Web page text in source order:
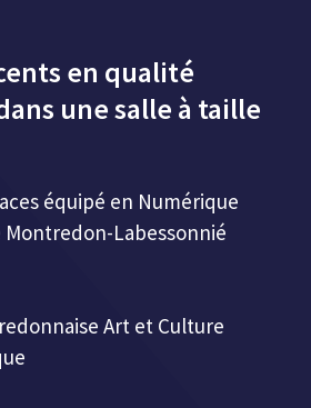
en qualité
une salle à taille
équipé en Numérique
Montredon-Labessonnié
Art et Culture